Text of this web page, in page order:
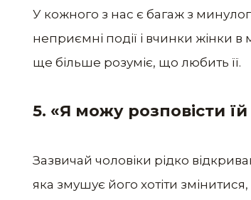
У кожного з нас є багаж з
неприємні події і вчинки жінки
ще більше розуміє, що любить її.
5. «Я можу розповісти їй
Зазвичай чоловіки рідко
яка змушує його хотіти